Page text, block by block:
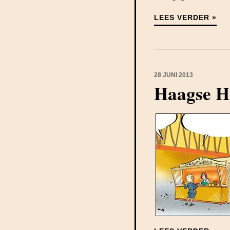
LEES VERDER »
28 JUNI 2013
Haagse